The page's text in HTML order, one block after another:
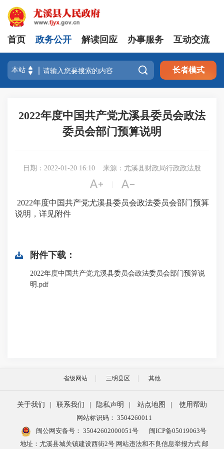
首页 政务公开 解读回应 办事服务 互动交流
 长者模式
2022年度中国共产党尤溪县委员会政法
委员会部门预算说明
日期：2022-01-20 16:10 来源：尤溪县财政局行政政法股
 
2022年度中国共产党尤溪县委员会政法委员会部门预算
说明，详见附件
附件下载：
2022年度中国共产党尤溪县委员会政法委员会部门预算说
明.pdf
省级网站 三明县区 其他
关于我们 联系我们 隐私声明 站点地图
使用帮助
网站标识码： 3504260011
闽公网安备号： 35042602000051号
闽ICP备05019063号
地址：尤溪县城关镇建设西街2号 网站违法和不良信息举报方式 邮